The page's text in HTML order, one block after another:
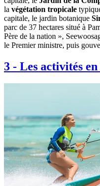
la végétation tropicale
capitale, le jardin botanique
parc de 37 hectares situé à
Père de la nation »,
le Premier ministre, puis
3 - Les activités